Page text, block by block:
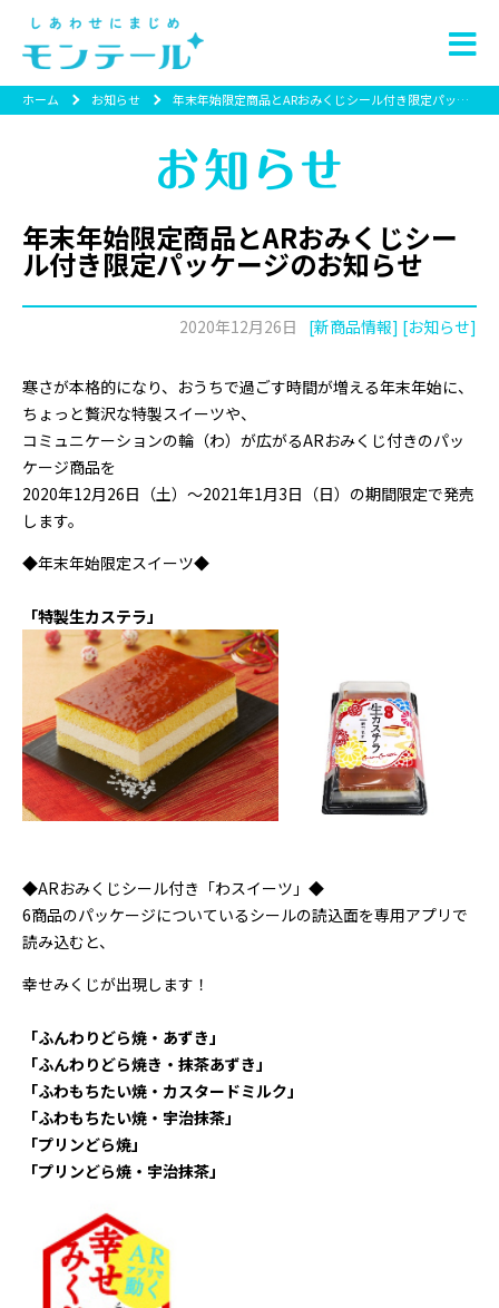
ホーム お知らせ 年末年始限定商品とARおみくじシール付き限定パッケージのお知らせ
年末年始限定商品とARおみくじシー
ル付き限定パッケージのお知らせ
2020年12月26日 [新商品情報] [お知らせ]
寒さが本格的になり、おうちで過ごす時間が増える年末年始に、
ちょっと贅沢な特製スイーツや、
コミュニケーションの輪（わ）が広がるARおみくじ付きのパッ
ケージ商品を
2020年12月26日（土）～2021年1月3日（日）の期間限定で発売
します。
◆年末年始限定スイーツ◆
「特製生カステラ」
◆ARおみくじシール付き「わスイーツ」◆
6商品のパッケージについているシールの読込面を専用アプリで
読み込むと、
幸せみくじが出現します！
「ふんわりどら焼・あずき」
「ふんわりどら焼き・抹茶あずき」
「ふわもちたい焼・カスタードミルク」
「ふわもちたい焼・宇治抹茶」
「プリンどら焼」
「プリンどら焼・宇治抹茶」